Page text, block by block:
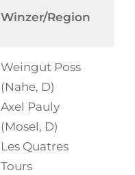
Winzer/Region
Weingut Poss
(Nahe, D)
Axel Pauly
(Mosel, D)
Les Quatres
Tours